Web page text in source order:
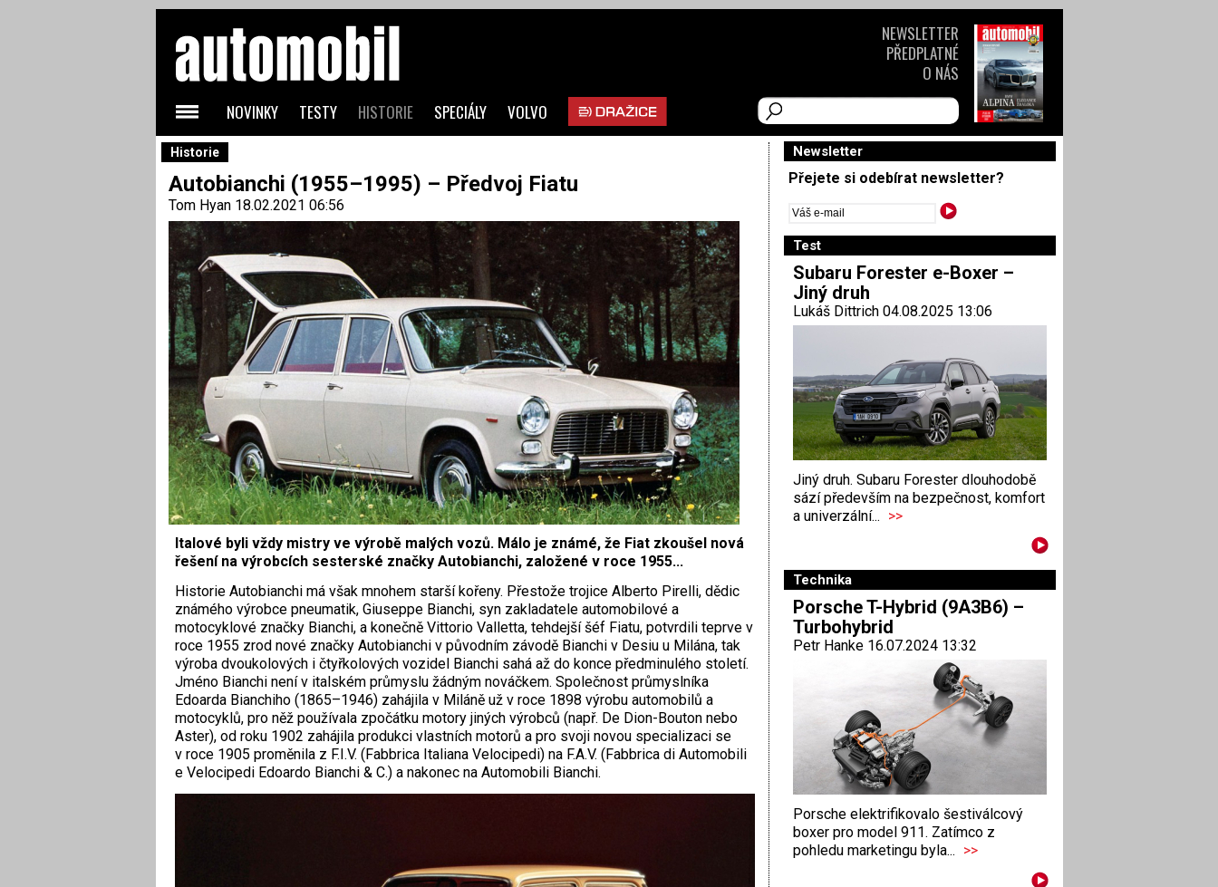
Historie
Autobianchi (1955–1995) – Předvoj Fiatu
Tom Hyan18.02.2021 06:56
Italové byli vždy mistry ve výrobě malých vozů. Málo je známé, že Fiat zkoušel nová
řešení na výrobcích sesterské značky Autobianchi, založené v roce 1955...
Historie Autobianchi má však mnohem starší kořeny. Přestože trojice Alberto Pirelli, dědic
známého výrobce pneumatik, Giuseppe Bianchi, syn zakladatele automobilové a
motocyklové značky Bianchi, a konečně Vittorio Valletta, tehdejší šéf Fiatu, potvrdili teprve v
roce 1955 zrod nové značky Autobianchi v původním závodě Bianchi v Desiu u Milána, tak
výroba dvoukolových i čtyřkolových vozidel Bianchi sahá až do konce předminulého století.
Jméno Bianchi není v italském průmyslu žádným nováčkem. Společnost průmyslníka
Edoarda Bianchiho (1865–1946) zahájila v Miláně už v roce 1898 výrobu automobilů a
motocyklů, pro něž používala zpočátku motory jiných výrobců (např. De Dion-Bouton nebo
Aster), od roku 1902 zahájila produkci vlastních motorů a pro svoji novou specializaci se
v roce 1905 proměnila z F.I.V. (Fabbrica Italiana Velocipedi) na F.A.V. (Fabbrica di Automobili
e Velocipedi Edoardo Bianchi & C.) a nakonec na Automobili Bianchi.
Newsletter
Přejete si odebírat newsletter?
Test
Subaru Forester e-Boxer –
Jiný druh
Lukáš Dittrich 04.08.2025 13:06
Jiný druh. Subaru Forester dlouhodobě
sází především na bezpečnost, komfort
a univerzální... >>
Technika
Porsche T-Hybrid (9A3B6) –
Turbohybrid
Petr Hanke 16.07.2024 13:32
Porsche elektrifikovalo šestiválcový
boxer pro model 911. Zatímco z
pohledu marketingu byla... >>
NOVINKY TESTY HISTORIE SPECIÁLY VOLVO
NEWSLETTER
PŘEDPLATNÉ
O NÁS